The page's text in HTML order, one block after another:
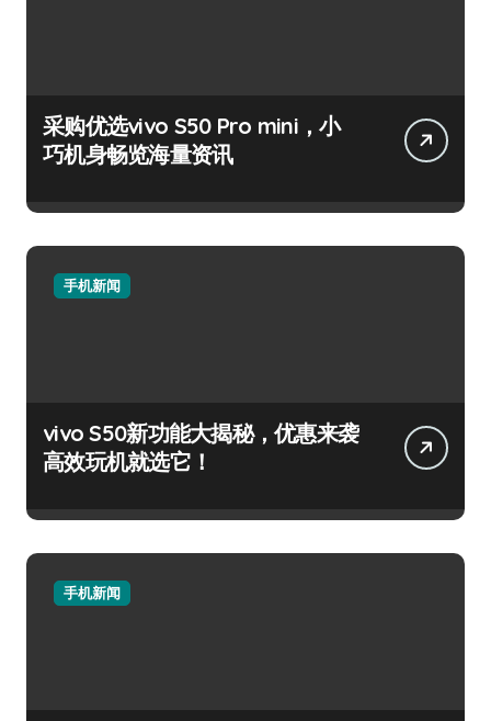
采购优选vivo S50 Pro mini，小
巧机身畅览海量资讯
手机新闻
vivo S50新功能大揭秘，优惠来袭
高效玩机就选它！
手机新闻